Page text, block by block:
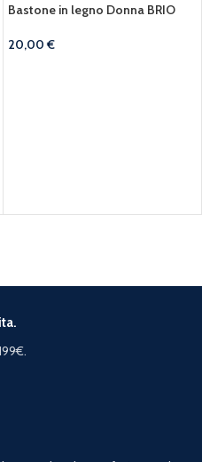
Bastone in legno Donna BRIO
20,00€